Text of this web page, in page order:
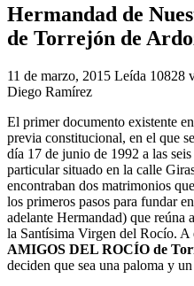
Hermandad de
de Torrejón de
11 de marzo, 2015 Leída 10828
Diego Ramírez
El primer documento existente
previa constitucional, en el que
día 17 de junio de 1992 a las
particular situado en la calle
encontraban dos matrimonios
los primeros pasos para fundar
adelante Hermandad) que reúna
la Santísima Virgen del Rocío. A
AMIGOS DEL ROCÍO de
deciden que sea una paloma y
Quiero hacer el camino,¿que
En el Rocío, ¿dónde me